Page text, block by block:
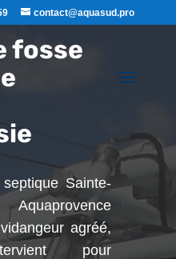
contact@aquasud.pro
fosse
Sainte-
agréé,
pour